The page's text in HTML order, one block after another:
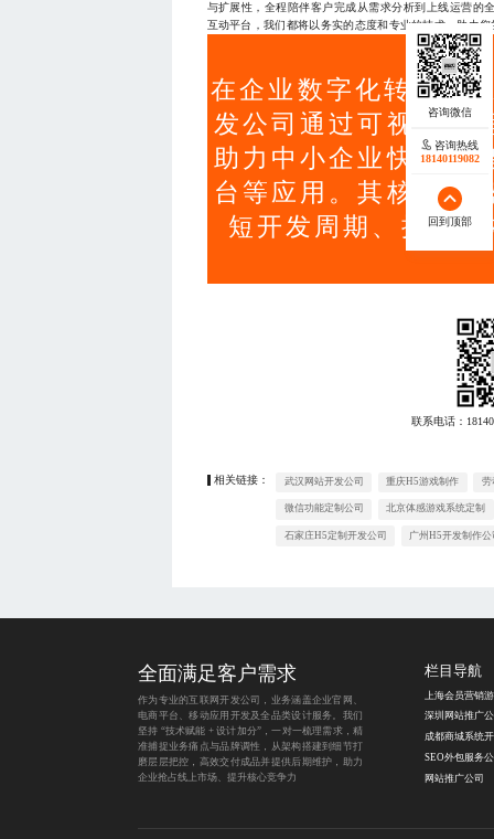
与扩展性，全程陪伴客户完成从需求分析到上线运营的
互动平台，我们都将以务实的态度和专业的技术，助力
在企业数字化转型加
发公司通过可视化编
助力中小企业快速构
台等应用。其核心优
短开发周期、控制
联系电话：
相关链接： 武汉网站开发公司 重庆H5游戏制作 劳
微信功能定制公司 北京体感游戏系统定制
石家庄H5定制开发公司 广州H5开发制作公
咨询热线
18140119082
回到顶部
全面满足客户需求
作为专业的互联网开发公司，业务涵盖企业官网、
电商平台、移动应用开发及全品类设计服务。我们
坚持 “技术赋能 + 设计加分”，一对一梳理需求，精
准捕捉业务痛点与品牌调性，从架构搭建到细节打
磨层层把控，高效交付成品并提供后期维护，助力
企业抢占线上市场、提升核心竞争力
栏目导航
深圳网站推广
成都商城系统
SEO外包服务
网站推广公司